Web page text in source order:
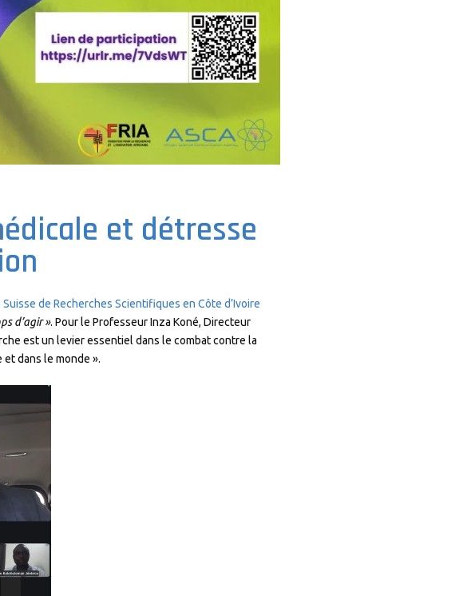
et détresse
de Recherches Scientifiques en Côte d’Ivoire
d’agir ». Pour le Professeur Inza Koné, Directeur
est un levier essentiel dans le combat contre la
dans le monde ».